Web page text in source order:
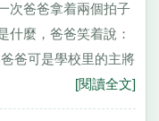
次爸爸拿着兩個拍子
什麼，爸爸笑着說：
爸可是學校里的主將
[閱讀全文]